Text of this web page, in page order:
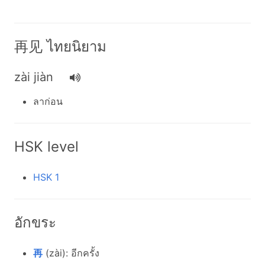
再见 ไทยนิยาม
zài jiàn
ลาก่อน
HSK level
HSK 1
อักขระ
再 (zài): อีกครั้ง